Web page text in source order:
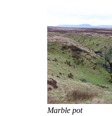
Marble pot